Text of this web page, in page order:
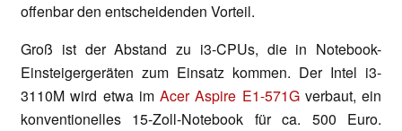
offenbar den entscheidenden Vorteil.
Groß ist der Abstand zu i3-CPUs, die in Notebook-
Einsteigergeräten zum Einsatz kommen. Der Intel i3-
3110M wird etwa im Acer Aspire E1-571Gverbaut, ein
konventionelles 15-Zoll-Notebook für ca. 500 Euro.